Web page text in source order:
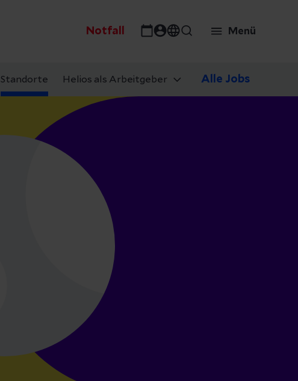
Notfall Menü
Standorte Helios als Arbeitgeber Alle Jobs